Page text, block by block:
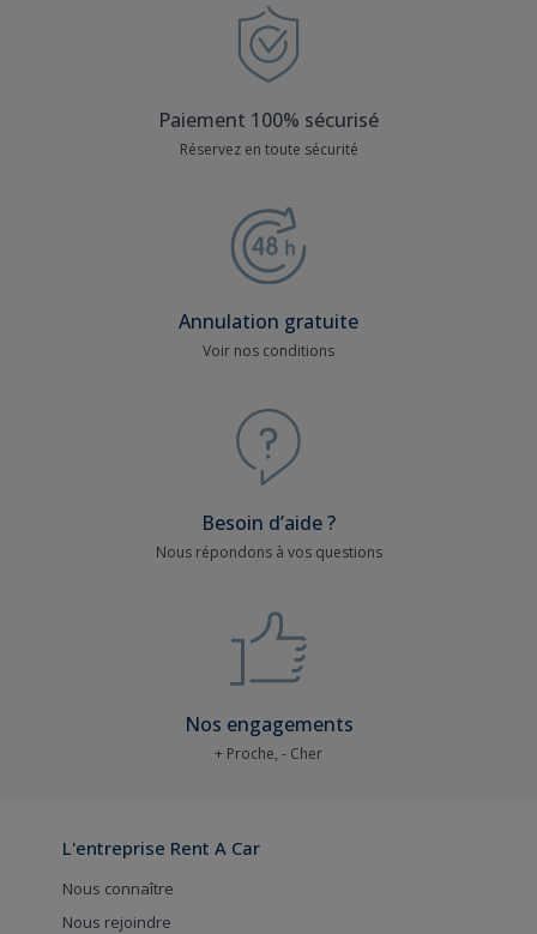
Paiement 100% sécurisé
Réservez en toute sécurité
Annulation gratuite
Voir nos conditions
Besoin d’aide ?
Nous répondons à vos questions
Nos engagements
+ Proche, - Cher
L'entreprise Rent A Car
Nous connaître
Nous rejoindre